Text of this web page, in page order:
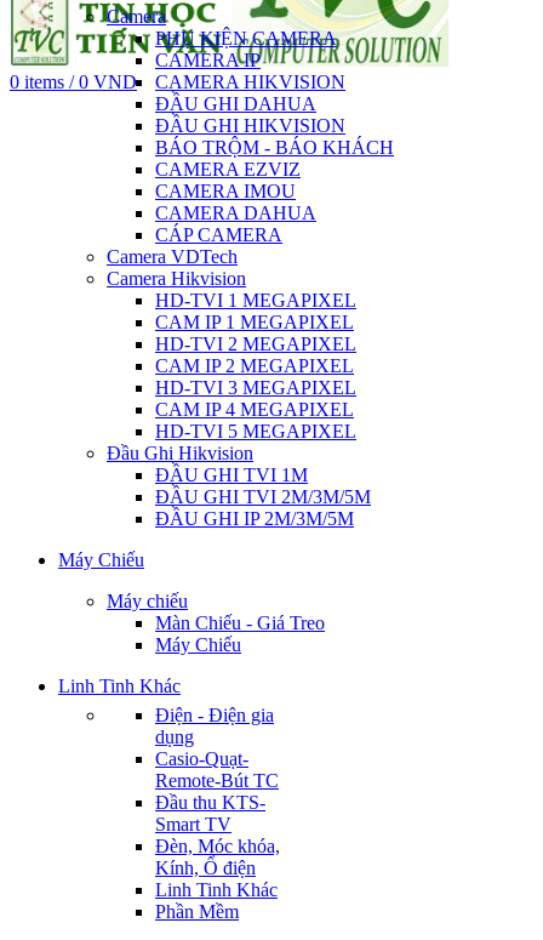
0 items / 0 VND
Camera
PHỤ KIỆN CAMERA
CAMERA IP
CAMERA HIKVISION
ĐẦU GHI DAHUA
ĐẦU GHI HIKVISION
BÁO TRỘM - BÁO KHÁCH
CAMERA EZVIZ
CAMERA IMOU
CAMERA DAHUA
CÁP CAMERA
Camera VDTech
Camera Hikvision
HD-TVI 1 MEGAPIXEL
CAM IP 1 MEGAPIXEL
HD-TVI 2 MEGAPIXEL
CAM IP 2 MEGAPIXEL
HD-TVI 3 MEGAPIXEL
CAM IP 4 MEGAPIXEL
HD-TVI 5 MEGAPIXEL
Đầu Ghi Hikvision
ĐẦU GHI TVI 1M
ĐẦU GHI TVI 2M/3M/5M
ĐẦU GHI IP 2M/3M/5M
Máy Chiếu
Máy chiếu
Màn Chiếu - Giá Treo
Máy Chiếu
Linh Tinh Khác
Điện - Điện gia
dụng
Casio-Quạt-
Remote-Bút TC
Đầu thu KTS-
Smart TV
Đèn, Móc khóa,
Kính, Ổ điện
Linh Tinh Khác
Phần Mềm